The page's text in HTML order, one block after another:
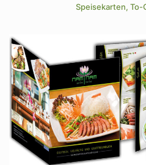
Speisekarten, To-